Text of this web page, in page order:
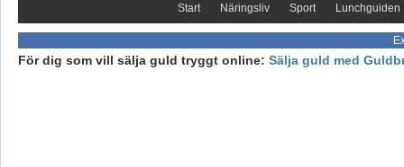
Start Näringsliv Sport Lunchguiden
För dig som vill sälja guld tryggt online: Sälja guld med